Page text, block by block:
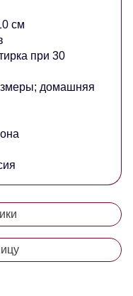
см
при 30
; домашняя